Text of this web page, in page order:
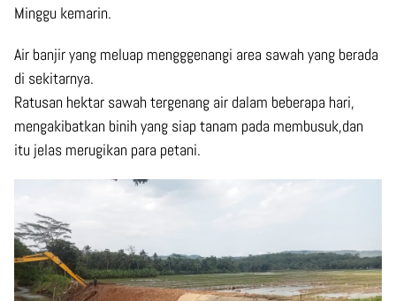
Minggu kemarin.
Air banjir yang meluap mengggenangi area sawah yang berada
di sekitarnya.
Ratusan hektar sawah tergenang air dalam beberapa hari,
mengakibatkan binih yang siap tanam pada membusuk,dan
itu jelas merugikan para petani.